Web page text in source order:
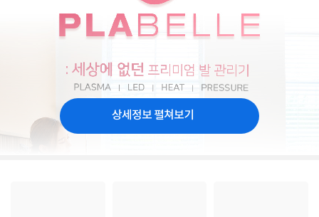
상세정보 펼쳐보기